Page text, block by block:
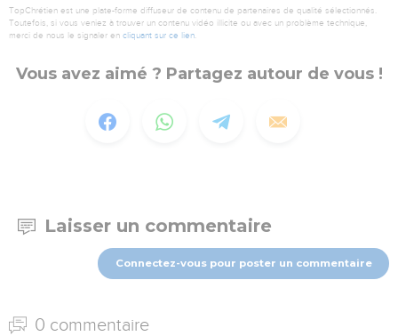
TopChrétien est une plate-forme diffuseur de contenu de partenaires de qualité sélectionnés.
Toutefois, si vous veniez à trouver un contenu vidéo illicite ou avec un problème technique,
merci de nous le signaler en cliquant sur ce lien.
Vous avez aimé ? Partagez autour de vous !
Laisser un commentaire
Connectez-vous pour poster un commentaire
0 commentaire